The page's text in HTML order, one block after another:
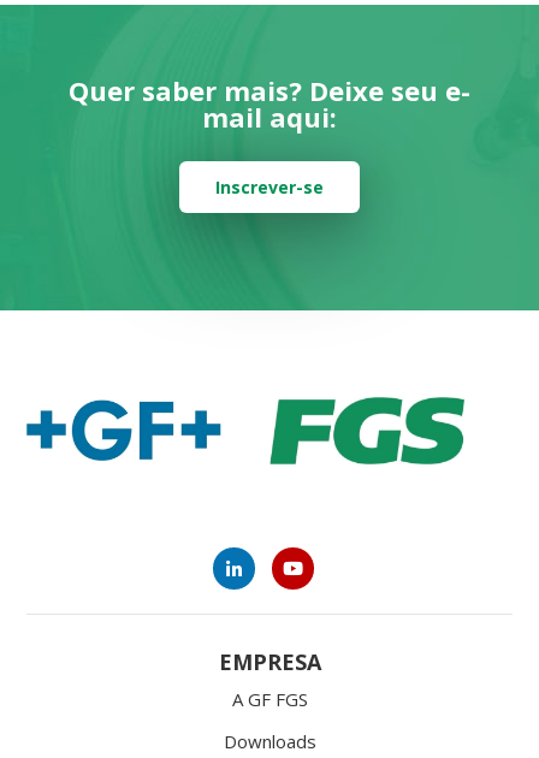
Quer saber mais? Deixe seu e-
mail aqui:
Inscrever-se
EMPRESA
A GF FGS
Downloads